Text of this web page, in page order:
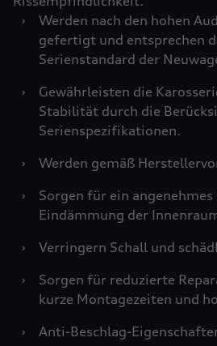
›
Werden nach den hohen
gefertigt und entsprechen
Serienstandard der
›
Gewährleisten die
Stabilität durch die
Serienspezifikationen.
›
Werden gemäß
›
Sorgen für ein
Eindämmung der
›
Verringern Schall und
›
Sorgen für reduzierte
kurze Montagezeiten und
›
Anti-Beschlag-